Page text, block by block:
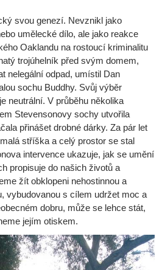
svou genezí. Nevznikl jako
umělecké dílo, ale jako reakce
Oaklandu na rostoucí kriminalitu
trojúhelník před svým domem,
nelegální odpad, umístil Dan
sochu Buddhy. Svůj výběr
neutrální. V průběhu několika
Stevensonovy sochy utvořila
přinášet drobné dárky. Za pár let
stříška a celý prostor se stal
intervence ukazuje, jak se umění
propisuje do našich životů a
žít obklopeni nehostinnou a
vybudovanou s cílem udržet moc a
dobru, může se lehce stát,
jejím otiskem.